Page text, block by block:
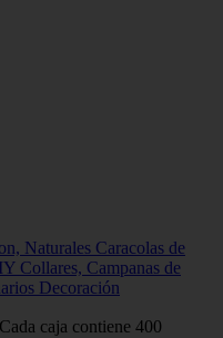
Naturales Caracolas de
Collares, Campanas de
Decoración
caja contiene 400